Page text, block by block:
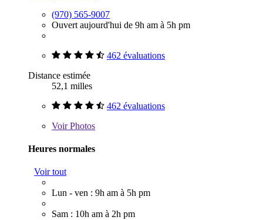
(970) 565-9007
Ouvert aujourd'hui de 9h am à 5h pm
462 évaluations
Distance estimée
52,1 milles
462 évaluations
VoirPhotos
Heures normales
Voir tout
Lun - ven : 9h am à 5h pm
Sam : 10h am à 2h pm